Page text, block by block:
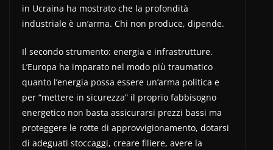
in Ucraina ha mostrato che la profondità
industriale è un’arma. Chi non produce, dipende.
Il secondo strumento: energia e infrastrutture.
L’Europa ha imparato nel modo più traumatico
quanto l’energia possa essere un’arma politica e
per “mettere in sicurezza” il proprio fabbisogno
energetico non basta assicurarsi prezzi bassi ma
proteggere le rotte di approvvigionamento, dotarsi
di adeguati stoccaggi, creare filiere, avere la